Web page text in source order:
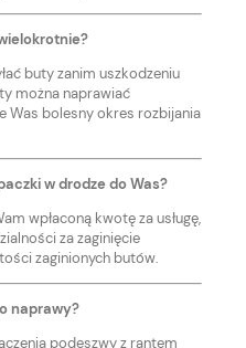
buty zanim uszkodzeniu
można naprawiać
Was bolesny okres rozbijania
w drodze do Was?
wpłaconą kwotę za usługę,
za zaginięcie
zaginionych butów.
naprawy?
podeszwy z rantem